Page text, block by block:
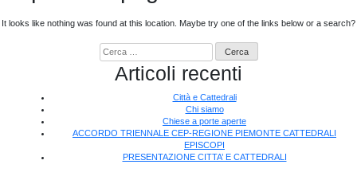
It looks like nothing was found at this location. Maybe try one of the links below or a search?
Ricerca
per:
Articoli recenti
Città e Cattedrali
Chi siamo
Chiese a porte aperte
ACCORDO TRIENNALE CEP-REGIONE PIEMONTE CATTEDRALI
EPISCOPI
PRESENTAZIONE CITTA’ E CATTEDRALI